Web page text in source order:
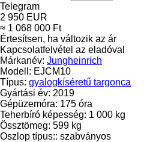
Telegram
2 950 EUR
≈ 1 068 000 Ft
Értesítsen, ha változik az ár
Kapcsolatfelvétel az eladóval
Márkanév: Jungheinrich
Modell: EJCM10
Típus: gyalogkíséretű targonca
Gyártási év: 2019
Gépüzemóra: 175 óra
Teherbíró képesség: 1 000 kg
Össztömeg: 599 kg
Oszlop típus:: szabványos